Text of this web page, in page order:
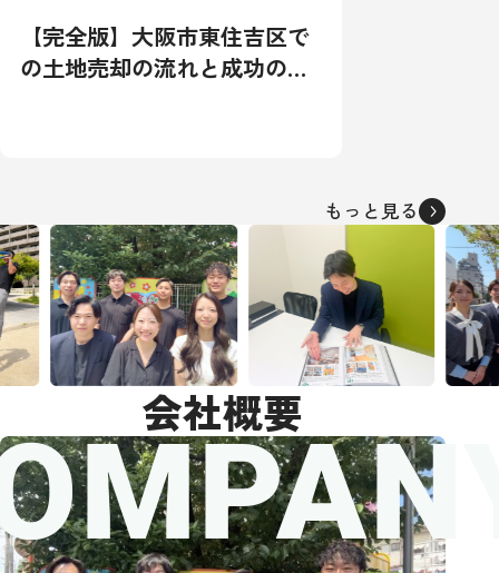
【完全版】大阪市東住吉区で
の土地売却の流れと成功の秘
もっと見る
会社概要